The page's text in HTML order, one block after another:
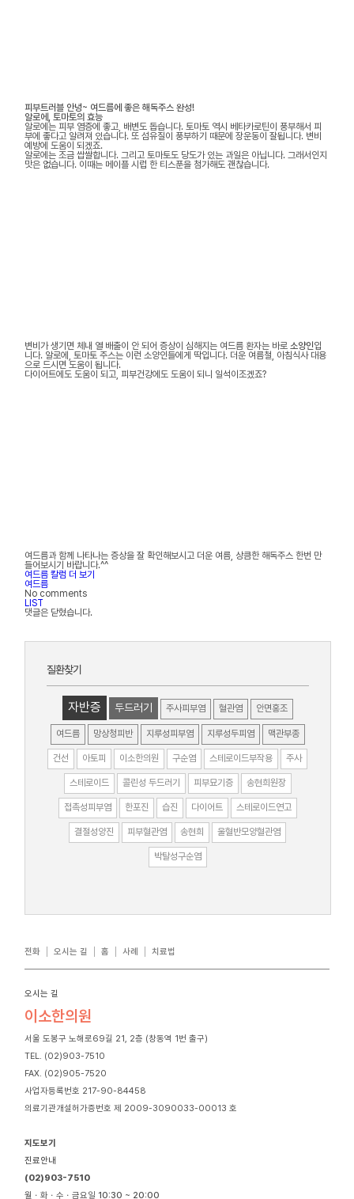
피부트러블 안녕~ 여드름에 좋은 해독주스 완성!
알로에, 토마토의 효능
알로에는 피부 염증에 좋고, 배변도 돕습니다. 토마토 역시 베타카로틴이 풍부해서 피
부에 좋다고 알려져 있습니다. 또 섬유질이 풍부하기 때문에 장운동이 잘됩니다. 변비
예방에 도움이 되겠죠.
알로에는 조금 쌉쌀합니다. 그리고 토마토도 당도가 있는 과일은 아닙니다. 그래서인지
맛은 없습니다. 이때는 메이플 시럽 한 티스푼을 첨가해도 괜찮습니다.
변비가 생기면 체내 열 배출이 안 되어 증상이 심해지는 여드름 환자는 바로소양인입
니다. 알로에, 토마토 주스는 이런 소양인들에게 딱입니다. 더운 여름철, 아침식사 대용
으로 드시면 도움이 됩니다.
다이어트에도 도움이 되고, 피부건강에도 도움이 되니 일석이조겠죠?
여드름과 함께 나타나는 증상을 잘 확인해보시고 더운 여름, 상큼한 해독주스 한번 만
들어보시기 바랍니다.^^
여드름 칼럼 더 보기
여드름
No comments
LIST
댓글은 닫혔습니다.
질환찾기
자반증 두드러기 주사피부염 혈관염 안면홍조
여드름 망상청피반 지루성피부염 지루성두피염 맥관부종
건선 아토피 이소한의원 구순염 스테로이드부작용 주사
스테로이드 콜린성 두드러기 피부묘기증 송현희원장
접촉성피부염 한포진 습진 다이어트 스테로이드연고
결절성양진 피부혈관염 송현희 울혈반모양혈관염
박탈성구순염
전화 오시는 길 홈 사례 치료법
오시는 길
이소한의원
서울 도봉구 노해로69길 21, 2층 (창동역 1번 출구)
TEL. (02)903-7510
FAX. (02)905-7520
사업자등록번호 217-90-84458
의료기관개설허가증번호 제 2009-3090033-00013 호
지도보기
진료안내
(02)903-7510
월ㆍ화ㆍ수ㆍ금요일10:30 ~ 20:00